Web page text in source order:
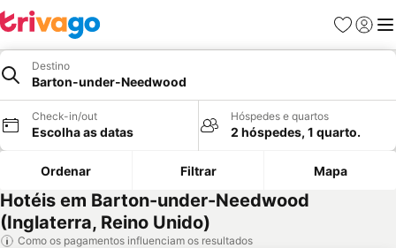
Favoritos
Iniciar
Destino
Barton-under-Needwood
Check-in/out
Escolha as datas
Hóspedes e quartos
2 hóspedes, 1 quarto.
Ordenar Filtrar Mapa
Hotéis em Barton-under-Needwood
(Inglaterra, Reino Unido)
Como os pagamentos influenciam os resultados